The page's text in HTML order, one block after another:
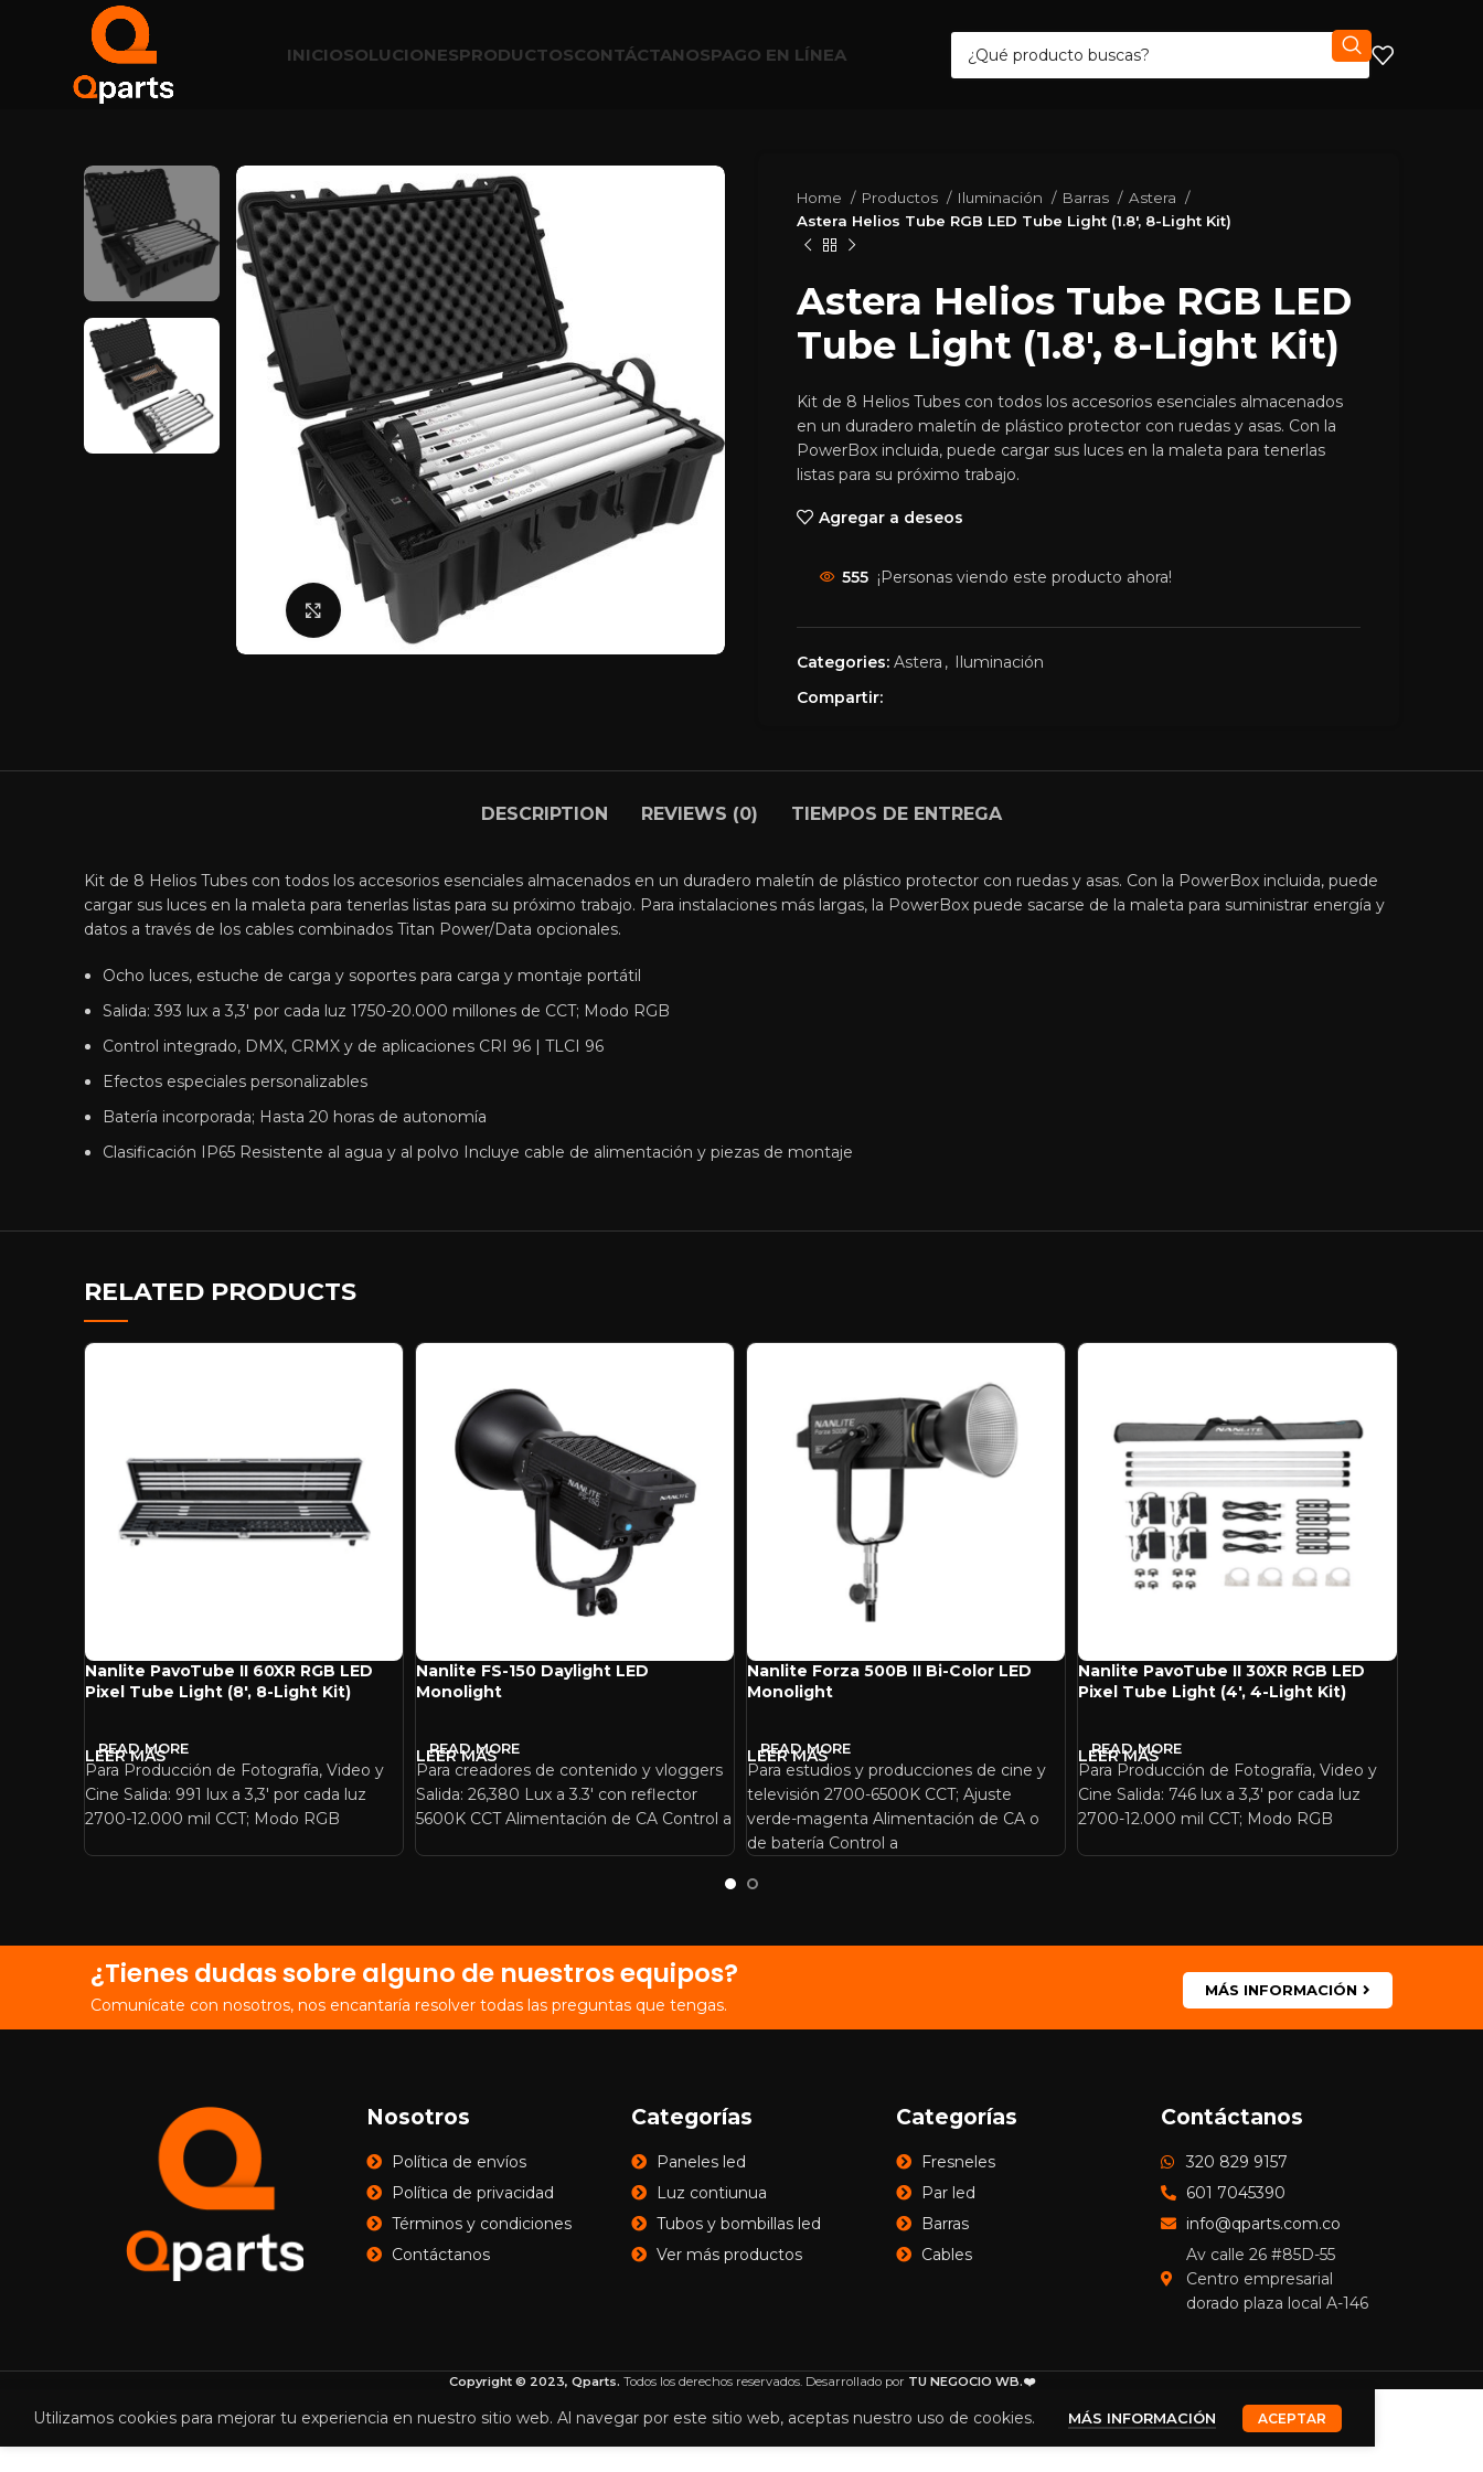
INICIOSOLUCIONESPRODUCTOSCONTÁCTANOSPAGO EN LÍNEA
Click para agrandar
Home Productos Iluminación Barras
Astera
Astera Helios Tube RGB LED Tube Light (1.8′, 8-Light Kit)
Astera Helios Tube RGB LED
Tube Light (1.8′, 8-Light Kit)
Kit de 8 Helios Tubes con todos los accesorios esenciales almacenados
en un duradero maletín de plástico protector con ruedas y asas. Con la
PowerBox incluida, puede cargar sus luces en la maleta para tenerlas
listas para su próximo trabajo.
Agregar a deseos
555 ¡Personas viendo este producto ahora!
Categories: Astera , Iluminación
Compartir:
DESCRIPTION REVIEWS (0) TIEMPOS DE ENTREGA
Kit de 8 Helios Tubes con todos los accesorios esenciales almacenados en un duradero maletín de plástico protector con ruedas y asas. Con la PowerBox incluida, puede
cargar sus luces en la maleta para tenerlas listas para su próximo trabajo. Para instalaciones más largas, la PowerBox puede sacarse de la maleta para suministrar energía y
datos a través de los cables combinados Titan Power/Data opcionales.
Ocho luces, estuche de carga y soportes para carga y montaje portátil
Salida: 393 lux a 3,3′ por cada luz 1750-20.000 millones de CCT; Modo RGB
Control integrado, DMX, CRMX y de aplicaciones CRI 96 | TLCI 96
Efectos especiales personalizables
Batería incorporada; Hasta 20 horas de autonomía
Clasificación IP65 Resistente al agua y al polvo Incluye cable de alimentación y piezas de montaje
RELATED PRODUCTS
Nanlite PavoTube II 60XR RGB LED
Pixel Tube Light (8′, 8-Light Kit)
READ MORE
Para Producción de Fotografía, Video y
Cine Salida: 991 lux a 3,3′ por cada luz
2700-12.000 mil CCT; Modo RGB
Nanlite FS-150 Daylight LED
Monolight
READ MORE
Para creadores de contenido y vloggers
Salida: 26,380 Lux a 3.3′ con reflector
5600K CCT Alimentación de CA Control a
Nanlite Forza 500B II Bi-Color LED
Monolight
READ MORE
Para estudios y producciones de cine y
televisión 2700-6500K CCT; Ajuste
verde-magenta Alimentación de CA o
de batería Control a
Nanlite PavoTube II 30XR RGB LED
Pixel Tube Light (4′, 4-Light Kit)
READ MORE
Para Producción de Fotografía, Video y
Cine Salida: 746 lux a 3,3′ por cada luz
2700-12.000 mil CCT; Modo RGB
¿Tienes dudas sobre alguno de nuestros equipos?
Comunícate con nosotros, nos encantaría resolver todas las preguntas que tengas.
MÁS INFORMACIÓN
Nosotros
Política de envíos
Política de privacidad
Términos y condiciones
Contáctanos
Categorías
Paneles led
Luz contiunua
Tubos y bombillas led
Ver más productos
Categorías
Fresneles
Par led
Barras
Cables
Contáctanos
320 829 9157
601 7045390
info@qparts.com.co
Av calle 26 #85D-55
Centro empresarial
dorado plaza local A-146
Copyright © 2023, Qparts. Todos los derechos reservados. Desarrollado por TU NEGOCIO WB.❤️
Utilizamos cookies para mejorar tu experiencia en nuestro sitio web. Al navegar por este sitio web, aceptas nuestro uso de cookies. MÁS INFORMACIÓN ACEPTAR